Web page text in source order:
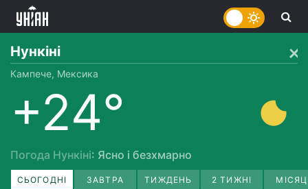
Нункіні
Кампече, Мексика
+24°
Погода Нункіні: Ясно і безхмарно
СЬОГОДНІ ЗАВТРА ТИЖДЕНЬ 2 ТИЖНІ